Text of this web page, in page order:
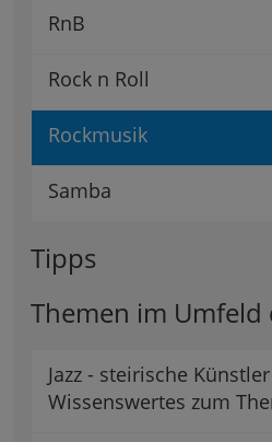
RnB
Rock n Roll
Rockmusik
Samba
Tipps
Themen im Umfeld
Jazz - steirische
Wissenswertes zum